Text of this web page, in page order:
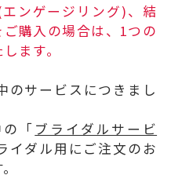
ンゲージリング)、結
購入の場合は、1つの
ます。
のサービスにつきまし
「 ブライダルサービ
イダル用にご注文のお